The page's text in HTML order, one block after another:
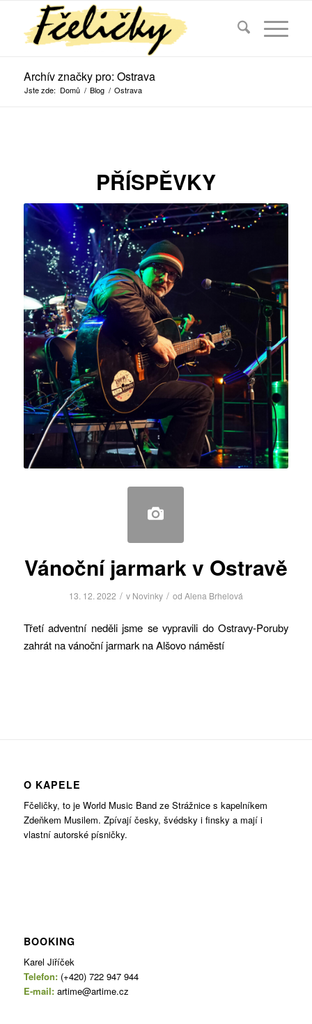
Archív značky pro: Ostrava
Jste zde: Domů / Blog / Ostrava
PŘÍSPĚVKY
Vánoční jarmark v Ostravě
13. 12. 2022 / v Novinky / od Alena Brhelová
Třetí adventní neděli jsme se vypravili do Ostravy-Poruby
zahrát na vánoční jarmark na Alšovo náměstí
O KAPELE
Fčeličky, to je World Music Band ze Strážnice s kapelníkem
Zdeňkem Musilem. Zpívají česky, švédsky i finsky a mají i
vlastní autorské písničky.
BOOKING
Karel Jiříček
Telefon:(+420) 722 947 944
E-mail: artime@artime.cz